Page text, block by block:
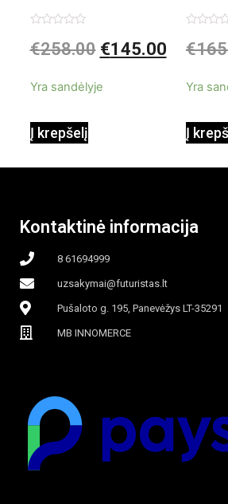
Evareer
garinamasis,
apšvietimas
0
iš
€258.00 €145.00
Yra sandėlyje
Į krepšelį
0
iš
€
Yra
Į
Kontaktinė informacija
8 61694999
uzsakymai@futuristas.lt
Pušaloto g. 195, Panevėžys LT-35291
MB INNOMERCE